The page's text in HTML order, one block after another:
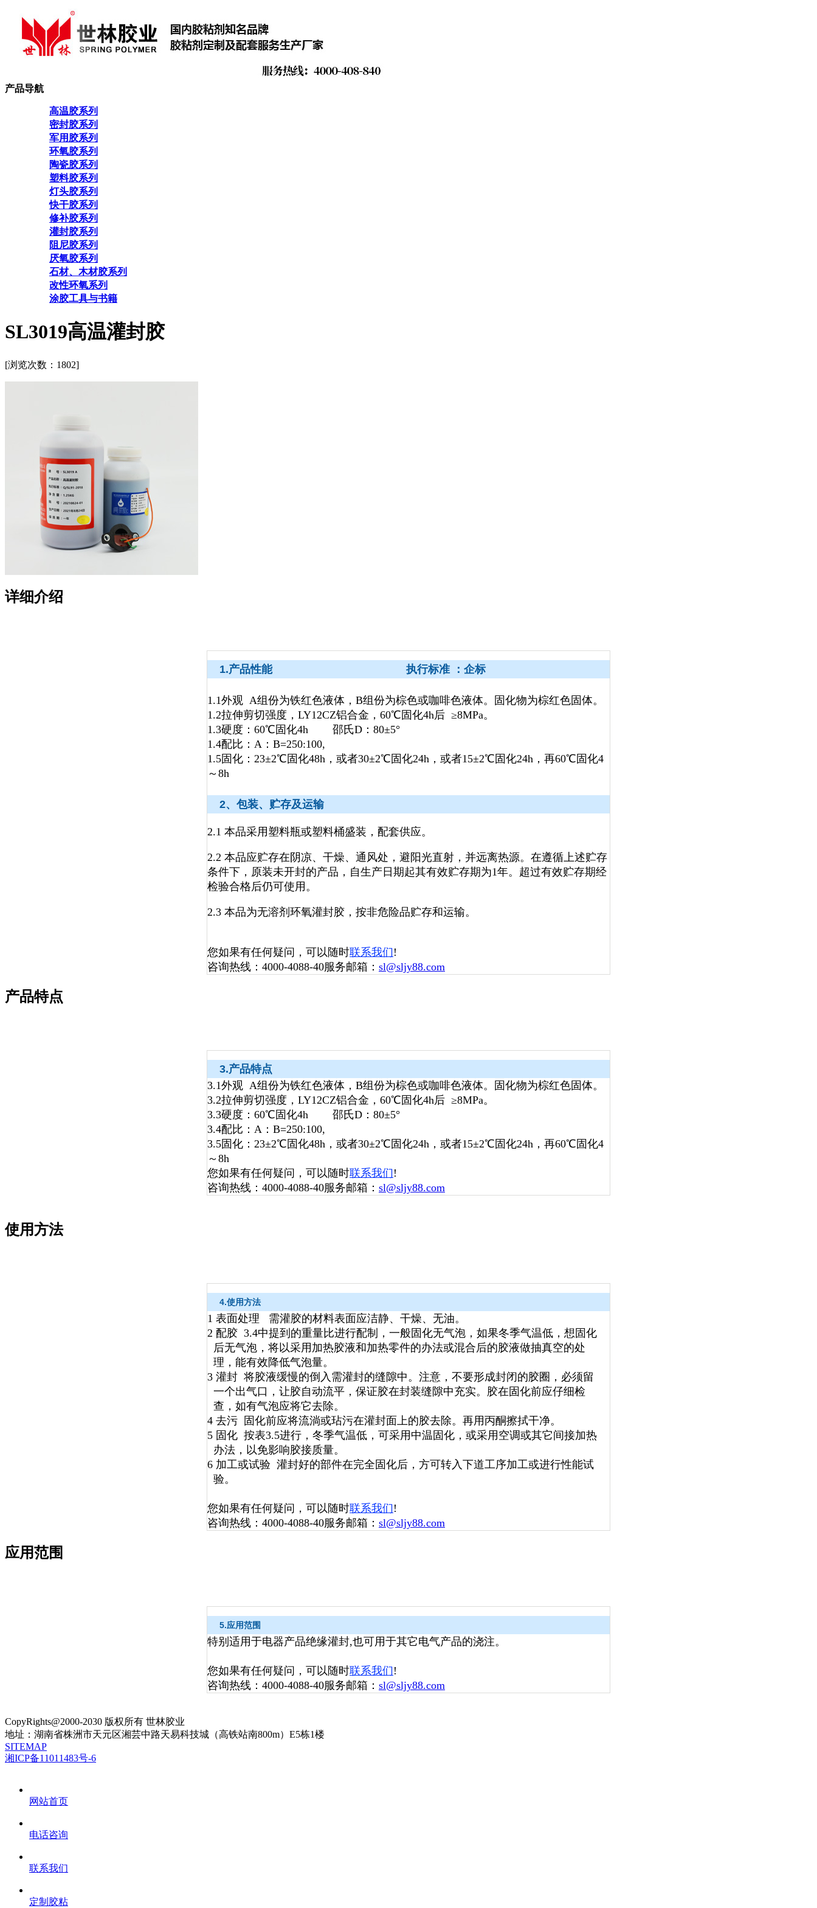
产品导航
高温胶系列
密封胶系列
军用胶系列
环氧胶系列
陶瓷胶系列
塑料胶系列
灯头胶系列
快干胶系列
修补胶系列
灌封胶系列
阻尼胶系列
厌氧胶系列
石材、木材胶系列
改性环氧系列
涂胶工具与书籍
SL3019高温灌封胶
[浏览次数： 1802]
详细介绍
1.产品性能 执行标准 ：企标
1.1外观 A组份为铁红色液体，B组份为棕色或咖啡色液体。固化物为棕红色固体。
1.2拉伸剪切强度，LY12CZ铝合金，60℃固化4h后 ≥8MPa。
1.3硬度：60℃固化4h 邵氏D：80±5°
1.4配比：A：B=250:100,
1.5固化：23±2℃固化48h，或者30±2℃固化24h，或者15±2℃固化24h，再60℃固化4
～8h
2、包装、贮存及运输
2.1 本品采用塑料瓶或塑料桶盛装，配套供应。
2.2 本品应贮存在阴凉、干燥、通风处，避阳光直射，并远离热源。在遵循上述贮存
条件下，原装未开封的产品，自生产日期起其有效贮存期为1年。超过有效贮存期经
检验合格后仍可使用。
2.3 本品为无溶剂环氧灌封胶，按非危险品贮存和运输。
您如果有任何疑问，可以随时联系我们!
咨询热线：4000-4088-40服务邮箱： sl@sljy88.com
产品特点
3.产品特点
3.1外观 A组份为铁红色液体，B组份为棕色或咖啡色液体。固化物为棕红色固体。
3.2拉伸剪切强度，LY12CZ铝合金，60℃固化4h后 ≥8MPa。
3.3硬度：60℃固化4h 邵氏D：80±5°
3.4配比：A：B=250:100,
3.5固化：23±2℃固化48h，或者30±2℃固化24h，或者15±2℃固化24h，再60℃固化4
～8h
您如果有任何疑问，可以随时联系我们!
咨询热线：4000-4088-40服务邮箱： sl@sljy88.com
使用方法
4.使用方法
1 表面处理 需灌胶的材料表面应洁静、干燥、无油。
2 配胶 3.4中提到的重量比进行配制， 一般固化无气泡，如果冬季气温低，想固化
后无气泡，将以采用加热胶液和加热零件的办法或混合后的胶液做抽真空的处
理，能有效降低气泡量。
3 灌封 将胶液缓慢的倒入需灌封的缝隙中。注意，不要形成封闭的胶圈，必须留
一个出气口，让胶自动流平，保证胶在封装缝隙中充实。胶在固化前应仔细检
查，如有气泡应将它去除。
4 去污 固化前应将流淌或玷污在灌封面上的胶去除。再用丙酮擦拭干净。
5 固化 按表3.5进行，冬季气温低，可采用中温固化，或采用空调或其它间接加热
办法，以免影响胶接质量。
6 加工或试验 灌封好的部件在完全固化后，方可转入下道工序加工或进行性能试
验。
您如果有任何疑问，可以随时联系我们 !
咨询热线：4000-4088-40服务邮箱： sl@sljy88.com
应用范围
5.应用范围
特别适用于电器产品绝缘灌封,也可用于其它电气产品的浇注。
您如果有任何疑问，可以随时联系我们 !
咨询热线：4000-4088-40服务邮箱： sl@sljy88.com
CopyRights@2000-2030 版权所有 世林胶业
地址：湖南省株洲市天元区湘芸中路天易科技城（高铁站南800m）E5栋1楼
SITEMAP
湘ICP备11011483号-6
网站首页
电话咨询
联系我们
定制胶粘